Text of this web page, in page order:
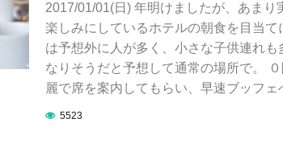
2017/01/01(日) 年明けましたが、あま
楽しみにしているホテルの朝食を目当て
は予想外に人が多く、小さな子供連れも
なりそうだと予想して通常の場所で。
麗で席を案内してもらい、早速ブッフ
5523